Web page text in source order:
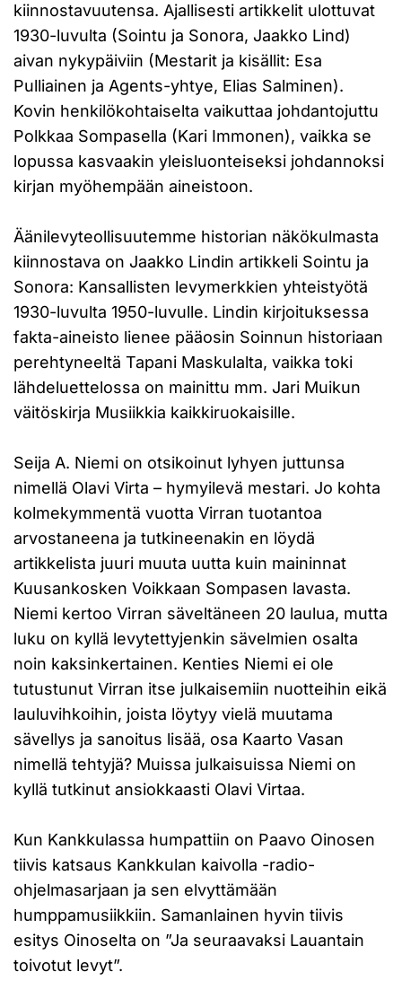
kiinnostavuutensa. Ajallisesti artikkelit ulottuvat
1930-luvulta (Sointu ja Sonora, Jaakko Lind)
aivan nykypäiviin (Mestarit ja kisällit: Esa
Pulliainen ja Agents-yhtye, Elias Salminen).
Kovin henkilökohtaiselta vaikuttaa johdantojuttu
Polkkaa Sompasella (Kari Immonen), vaikka se
lopussa kasvaakin yleisluonteiseksi johdannoksi
kirjan myöhempään aineistoon.
Äänilevyteollisuutemme historian näkökulmasta
kiinnostava on Jaakko Lindin artikkeli Sointu ja
Sonora: Kansallisten levymerkkien yhteistyötä
1930-luvulta 1950-luvulle. Lindin kirjoituksessa
fakta-aineisto lienee pääosin Soinnun historiaan
perehtyneeltä Tapani Maskulalta, vaikka toki
lähdeluettelossa on mainittu mm. Jari Muikun
väitöskirja Musiikkia kaikkiruokaisille.
Seija A. Niemi on otsikoinut lyhyen juttunsa
nimellä Olavi Virta – hymyilevä mestari. Jo kohta
kolmekymmentä vuotta Virran tuotantoa
arvostaneena ja tutkineenakin en löydä
artikkelista juuri muuta uutta kuin maininnat
Kuusankosken Voikkaan Sompasen lavasta.
Niemi kertoo Virran säveltäneen 20 laulua, mutta
luku on kyllä levytettyjenkin sävelmien osalta
noin kaksinkertainen. Kenties Niemi ei ole
tutustunut Virran itse julkaisemiin nuotteihin eikä
lauluvihkoihin, joista löytyy vielä muutama
sävellys ja sanoitus lisää, osa Kaarto Vasan
nimellä tehtyjä? Muissa julkaisuissa Niemi on
kyllä tutkinut ansiokkaasti Olavi Virtaa.
Kun Kankkulassa humpattiin on Paavo Oinosen
tiivis katsaus Kankkulan kaivolla -radio-
ohjelmasarjaan ja sen elvyttämään
humppamusiikkiin. Samanlainen hyvin tiivis
esitys Oinoselta on ”Ja seuraavaksi Lauantain
toivotut levyt”.